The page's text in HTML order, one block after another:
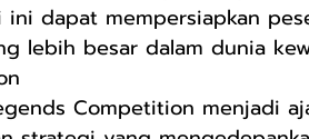
ini dapat mempersiapkan
lebih besar dalam dunia
Competition menjadi